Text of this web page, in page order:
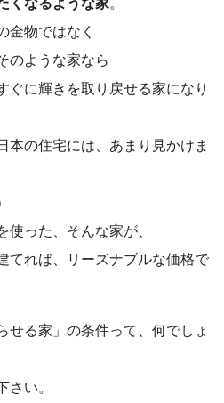
金物ではなく
のような家なら
ぐに輝きを取り戻せる家になり
本の住宅には、あまり見かけま
使った、そんな家が、
てれば、リーズナブルな価格で
せる家」の条件って、何でしょ
せ下さい。